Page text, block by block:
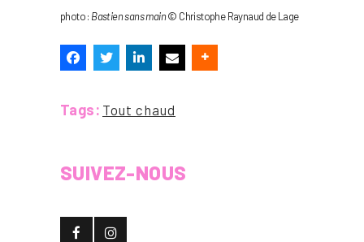
photo : Bastien sans main© Christophe Raynaud de Lage
Tags: Tout chaud
SUIVEZ-NOUS